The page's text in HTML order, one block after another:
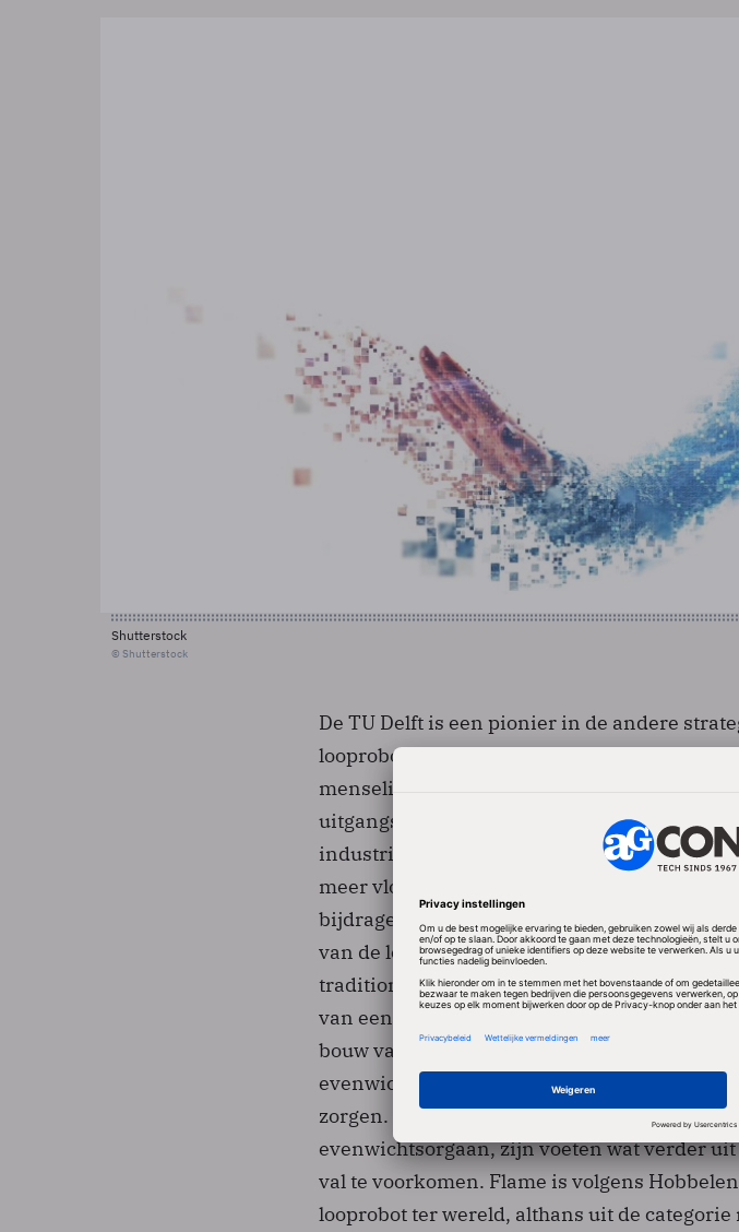
Shutterstock
© Shutterstock
De TU Delft is een pionier in de andere
looprobots, waarbij de menselijke
menselijk lopen lijkt sterk op gecontroleerd
uitgangspunt kan de behoedzame, starre
industriële aanpak gebaseerde robots laten
meer vloeiende, energiezuinige
bijdrage bestaat daaruit, dat hij een manier
van de loopbeweging te meten. Dat is
traditioneel als instabiele beweging wordt
van een als een mens lopende robot
bouw van een prototype.
evenwichtsorgaan en verscheidene
zorgen. De robot kan bijvoorbeeld, op basis
evenwichtsorgaan, zijn voeten wat verder
val te voorkomen. Flame is volgens
looprobot ter wereld, althans uit de